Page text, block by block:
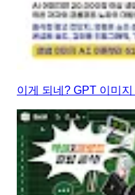
이게 되네? GPT 이미